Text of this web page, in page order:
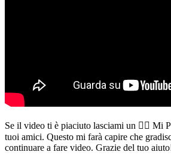
Se il video ti è piaciuto lasciami un 👍🏻 Mi
tuoi amici. Questo mi farà capire che
continuare a fare video. Grazie del tuo